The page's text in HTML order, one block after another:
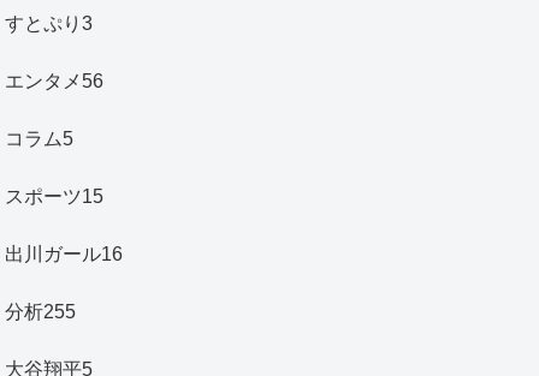
すとぷり 3
エンタメ56
コラム5
スポーツ15
出川ガール16
分析255
大谷翔平5